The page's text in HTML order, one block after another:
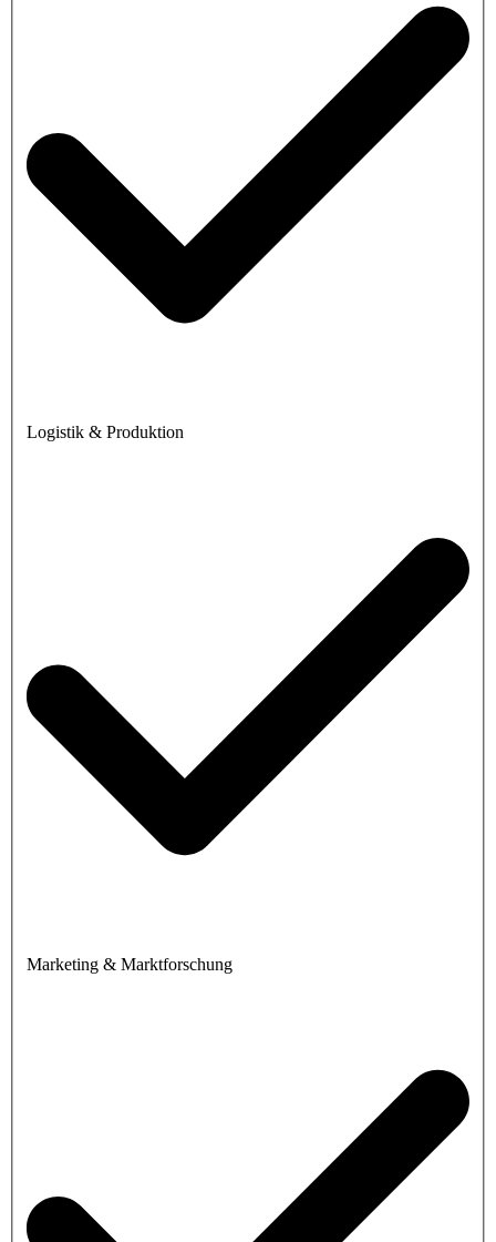
Logistik & Produktion
Marketing & Marktforschung